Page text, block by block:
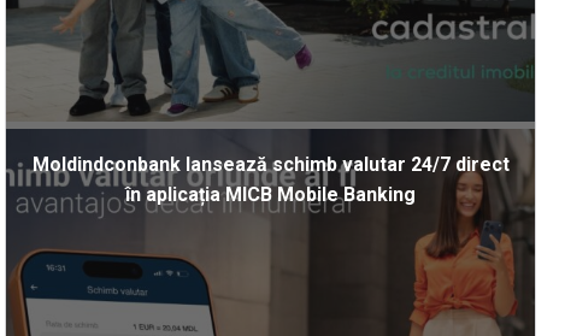
Moldindconbank lansează schimb valutar 24/7 direct
în aplicația MICB Mobile Banking